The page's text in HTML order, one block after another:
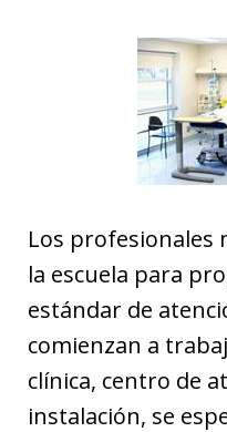
Los profesionales
la escuela para
estándar de
comienzan a
clínica, centro de
instalación, se